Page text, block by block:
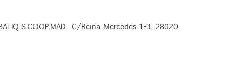
S.COOP.MAD. C/Reina Mercedes 1-3, 28020